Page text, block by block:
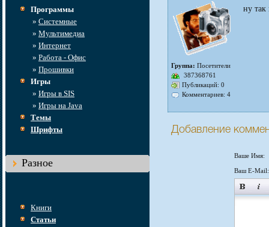
Программы
» Системные
» Мультимедиа
» Интернет
» Работа - Офис
» Прошивки
Игры
» Игры в SIS
» Игры на Java
Темы
Шрифты
Разное
Книги
Статьи
Группа: Посетители
387368761
Публикаций: 0
Комментариев: 4
ну так
Добавление
Ваше Имя:
Ваш E-Mail: